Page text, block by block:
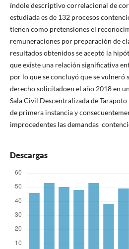
índole descriptivo correlacional de
estudiada es de 132 procesos
tienen como pretensiones el
remuneraciones por preparación de
resultados obtenidos se aceptó la
que existe una relación significativa
por lo que se concluyó que se vulneró
derecho solicitadoen el año 2018 en
Sala Civil Descentralizada de
de primera instancia y
improcedentes las demandas
Descargas